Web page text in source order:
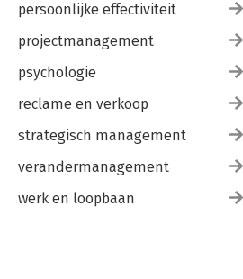
persoonlijke effectiviteit
projectmanagement
psychologie
reclame en verkoop
strategisch management
verandermanagement
werk en loopbaan